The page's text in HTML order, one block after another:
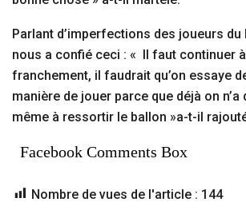
Parlant d’imperfections des joueurs du
nous a confié ceci : « Il faut continuer
franchement, il faudrait qu’on essaye
manière de jouer parce que déjà on n’a
même à ressortir le ballon »a-t-il
Facebook Comments Box
Nombre de vues de l'article : 144